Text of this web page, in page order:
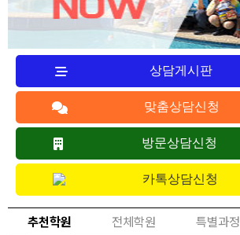
상담게시판
맞춤상담신청
방문상담신청
카톡상담신청
추천학원 전체학원 특별과정